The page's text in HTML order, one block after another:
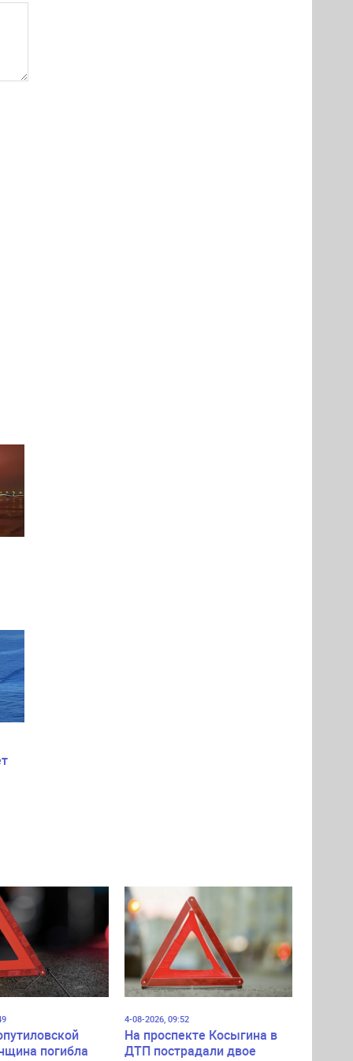
погибла
4-08-2026, 09:52
На проспекте Косыгина в
ДТП пострадали двое